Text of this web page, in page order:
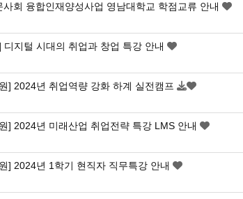
회 융합인재양성사업 영남대학교 학점교류 안내
디지털 시대의 취업과 창업 특강 안내
] 2024년 취업역량 강화 하계 실전캠프
] 2024년 미래산업 취업전략 특강 LMS 안내
] 2024년 1학기 현직자 직무특강 안내